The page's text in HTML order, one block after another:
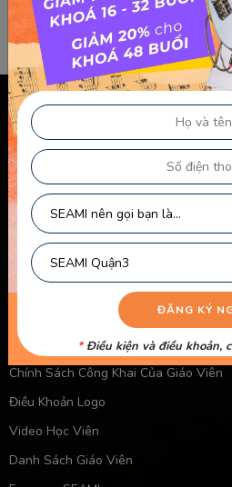
Chính sách & điều khoản
Thông Tin Chủ Sở Hữu Website
Điều Khoản Dành Cho Học Viên Và Gia
Điều khoản Dành cho HLV-Giáo Viên
Chính Sách Sử Dụng Cookie
Chính Sách Bảo Mật
Chính Sách Quyền Riêng Tư
Chính Sách Bảo Mật Của Trẻ Em
Chính Sách Công Khai Của Giáo Viên
Điều Khoản Logo
Video Học Viên
Danh Sách Giáo Viên
*Điều kiện và điều khoản,